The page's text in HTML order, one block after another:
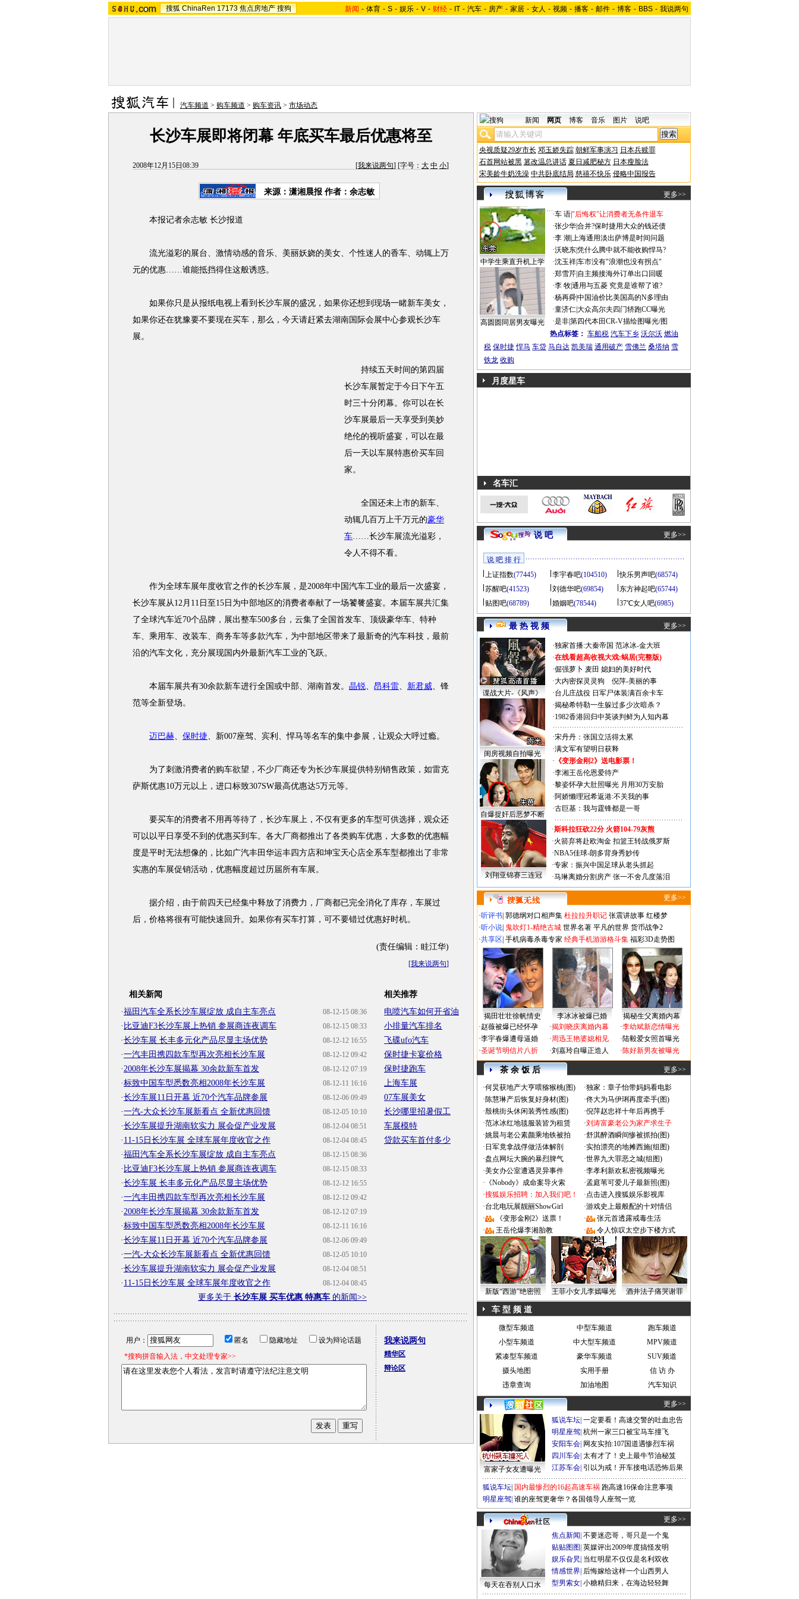
搜狐 ChinaRen 17173 焦点房地产 搜狗 新闻 - 体育 - S - 娱乐 - V - 财经 - IT - 汽车 - 房产 - 家居 - 女人 - 视频 - 播客 - 邮件 - 博客 - BBS - 我说两句
汽车频道 > 购车频道 > 购车资讯 > 市场动态
长沙车展即将闭幕 年底买车最后优惠将至
2008年12月15日08:39 [我来说两句] [字号： 大 中 小]
来源：潇湘晨报 作者：余志敏
本报记者余志敏 长沙报道
流光溢彩的展台、激情动感的音乐、美丽妖娆的美女、个性迷人的香车、动辄上万
元的优惠……谁能抵挡得住这般诱惑。
如果你只是从报纸电视上看到长沙车展的盛况，如果你还想到现场一睹新车美女，
如果你还在犹豫要不要现在买车，那么，今天请赶紧去湖南国际会展中心参观长沙车
展。
持续五天时间的第四届
长沙车展暂定于今日下午五
时三十分闭幕。你可以在长
沙车展最后一天享受到美妙
绝伦的视听盛宴，可以在最
后一天以车展特惠价买车回
家。
全国还未上市的新车、
动辄几百万上千万元的豪华
车……长沙车展流光溢彩，
令人不得不看。
作为全球车展年度收官之作的长沙车展，是2008年中国汽车工业的最后一次盛宴，
长沙车展从12月11日至15日为中部地区的消费者奉献了一场饕餮盛宴。本届车展共汇集
了全球汽车近70个品牌，展出整车500多台，云集了全国首发车、顶级豪华车、特种
车、乘用车、改装车、商务车等多款汽车，为中部地区带来了最新奇的汽车科技，最前
沿的汽车文化，充分展现国内外最新汽车工业的飞跃。
本届车展共有30余款新车进行全国或中部、湖南首发。 晶锐、 昂科雷、 新君威、锋
范等全新登场。
迈巴赫、 保时捷、新007座驾、宾利、悍马等名车的集中参展，让观众大呼过瘾。
为了刺激消费者的购车欲望，不少厂商还专为长沙车展提供特别销售政策，如雷克
萨斯优惠10万元以上，进口标致307SW最高优惠达5万元等。
要买车的消费者不用再等待了，长沙车展上，不仅有更多的车型可供选择，观众还
可以以平日享受不到的优惠买到车。各大厂商都推出了各类购车优惠，大多数的优惠幅
度是平时无法想像的，比如广汽丰田华运丰四方店和坤宝天心店全系车型都推出了非常
实惠的车展促销活动，优惠幅度超过历届所有车展。
据介绍，由于前四天已经集中释放了消费力，厂商都已完全消化了库存，车展过
后，价格将很有可能快速回升。如果你有买车打算，可不要错过优惠好时机。
(责任编辑：眭江华)
[我来说两句]
相关新闻
08-12-15 08:36
·福田汽车全系长沙车展绽放 成自主车亮点
08-12-15 08:33
· 比亚迪F3长沙车展上热销 参展商连夜调车
08-12-12 16:55
·长沙车展 长丰多元化产品尽显主场优势
08-12-12 09:42
·一汽丰田携四款车型再次亮相长沙车展
08-12-12 07:19
·2008年长沙车展揭幕 30余款新车首发
08-12-11 16:16
·标致中国车型悉数亮相2008年长沙车展
08-12-06 09:49
·长沙车展11日开幕 近70个汽车品牌参展
08-12-05 10:10
·一汽-大众长沙车展新看点 全新优惠回馈
08-12-04 08:51
·长沙车展提升湖南软实力 展会促产业发展
08-12-04 08:45
· 11-15日长沙车展 全球车展年度收官之作
08-12-15 08:36
·福田汽车全系长沙车展绽放 成自主车亮点
08-12-15 08:33
· 比亚迪F3长沙车展上热销 参展商连夜调车
08-12-12 16:55
·长沙车展 长丰多元化产品尽显主场优势
08-12-12 09:42
·一汽丰田携四款车型再次亮相长沙车展
08-12-12 07:19
·2008年长沙车展揭幕 30余款新车首发
08-12-11 16:16
·标致中国车型悉数亮相2008年长沙车展
08-12-06 09:49
·长沙车展11日开幕 近70个汽车品牌参展
08-12-05 10:10
·一汽-大众长沙车展新看点 全新优惠回馈
08-12-04 08:51
·长沙车展提升湖南软实力 展会促产业发展
08-12-04 08:45
· 11-15日长沙车展 全球车展年度收官之作
更多关于 长沙车展 买车优惠 特惠车 的新闻>>
相关推荐
电喷汽车如何开省油
小排量汽车排名
飞碟ufo汽车
保时捷卡宴价格
保时捷跑车
上海车展
07车展美女
长沙哪里招暑假工
车展模特
贷款买车首付多少
用户： 匿名 隐藏地址
设为辩论话题
*搜狗拼音输入法，中文处理专家>>
我来说两句
精华区
辩论区
新闻 网页 博客 音乐 图片 说吧
央视质疑29岁市长 邓玉娇失踪 朝鲜军事演习 日本兵赎罪
石首网站被黑 篡改温总讲话 夏日减肥秘方 日本瘦脸法
宋美龄牛奶洗澡 中共卧底结局 慈禧不快乐 侵略中国报告
更多>>
中学生乘直升机上学
高圆圆同居男友曝光
·车 语|"后悔权"让消费者无条件退车
·张少华|合并?保时捷用大众的钱还债
·李 潮 上海通用淡出萨博是时间问题
·沃晓东|凭什么腾中就不能收购悍马?
·沈玉祥|车市没有"浪潮也没有拐点"
·郑雪芹| 自主频接海外订单出口回暖
·李 牧|通用与五菱 究竟是谁帮了谁?
·杨再舜|中国油价比美国高的N多理由
·童济仁|大众高尔夫四门轿跑CC曝光
·是非|第四代本田CR-V描绘图曝光/图
热点标签： 车船税 汽车下乡 沃尔沃 燃油
税 保时捷 悍马 车贷 马自达 凯美瑞 通用破产 雪佛兰 桑塔纳 雪
铁龙 收购
月度星车
名车汇
说 吧 更多>>
说 吧 排 行
上证指数(77445) 李宇春吧(104510) 快乐男声吧(68574)
苏醒吧(41523) 刘德华吧(69854) 东方神起吧(65744)
贴图吧(68789) 婚姻吧(78544) 37℃女人吧(6985)
最 热 视 频 更多>>
谍战大片-《风声》
闺房视频自拍曝光
自爆捉奸后恶梦不断
·独家首播:大秦帝国 范冰冰-金大班
·在线看超高收视大戏:蜗居(完整版)
·倔强萝卜 麦田 媳妇的美好时代
·大内密探灵灵狗
倪萍-美丽的事
·台儿庄战役 日军尸体装满百余卡车
·揭秘希特勒一生躲过多少次暗杀？
·1982香港回归中英谈判鲜为人知内幕
·宋丹丹：张国立活得太累
·满文军有望明日获释
· 《变形金刚2》送电影票！
·李湘王岳伦恩爱待产
·黎姿怀孕大肚照曝光 月用30万安胎
·阿娇懒理冠希返港:不关我的事
·古巨基：我与霆锋都是一哥
刘翔亚锦赛三连冠
·斯科拉狂砍22分 火箭104-79灰熊
·火箭弃将赴欧淘金 扣篮王转战俄罗斯
·NBA5佳球-朗多背身秀妙传
·专家：振兴中国足球从老头抓起
·马琳离婚分割房产 张一不舍几度落泪
更多>>
·听评书 郭德纲对口相声集 杜拉拉升职记 张震讲故事 红楼梦
·听小说 鬼吹灯1-精绝古城 世界名著 平凡的世界 货币战争2
·共享区 手机病毒杀毒专家 经典手机游游格斗集 福彩3D走势图
揭田壮壮徐帆情史 李冰冰被爆已婚
揭秘生父离婚内幕
·赵薇被爆已经怀孕
·李宇春爆遭母逼婚
·圣诞节明信片八折
·揭刘晓庆离婚内幕
·周迅王艳婆媳相见
·刘嘉玲自曝正造人
·李幼斌新恋情曝光
·陆毅爱女照首曝光
·陈好新男友被曝光
茶 余 饭 后 更多>>
·何炅获地产大亨喂猕猴桃(图) ·独家：章子怡带妈妈看电影
·陈慧琳产后恢复好身材(图) ·佟大为马伊琍再度牵手(图)
·殷桃街头休闲装秀性感(图) ·倪萍赵忠祥十年后再携手
·范冰冰红地毯服装皆为租赁 ·刘涛富豪老公为家产求生子
·姚晨与老公素颜乘地铁被拍 ·舒淇醉酒瞬间惨被抓拍(图)
· 日军竟拿战俘做活体解剖 ·实拍漂亮的地摊西施(组图)
·盘点网坛大腕的暴烈脾气 ·世界九大罪恶之城(组图)
·美女办公室遭遇灵异事件 ·李孝利新欢私密视频曝光
· 《Nobody》成命案导火索 ·孟庭苇可爱儿子最新照(图)
·搜狐娱乐招聘：加入我们吧！ ·点击进入搜狐娱乐影视库
·台北电玩展靓丽ShowGirl ·游戏史上最般配的十对情侣
·
《变形金刚2》送票！ ·
张元首透露戒毒生活
·
王岳伦爆李湘胎教 · 令人惊叹太空步下楼方式
新版“西游”绝密照 王菲小女儿李嫣曝光 酒井法子痛哭谢罪
车 型 频 道
微型车频道 中型车频道
跑车频道
小型车频道
中大型车频道
MPV频道
紧凑型车频道
豪华车频道
SUV频道
摄头地图
实用手册
信 访 办
违章查询
加油地图 汽车知识
更多>>
富家子女友遭曝光
狐说车坛 一定要看！高速交警的吐血忠告
明星座驾 杭州一家三口被宝马车撞飞
安阳车会 网友实拍:107国道遇惨烈车祸
四川车会 太有才了！史上最牛节油秘笈
江苏车会 引以为戒！开车接电话恐怖后果
狐说车坛 国内最惨烈的16起高速车祸 跑高速16保命注意事项
明星座驾 谁的座驾更奢华？各国领导人座驾一览
更多>>
每天在吞别人口水
焦点新闻 不要迷恋哥，哥只是一个鬼
贴贴图图 英媒评出2009年度搞怪发明
娱乐旮旯 当红明星不仅仅是名利双收
情感世界 后悔嫁给这样一个山西男人
型男索女 小糖精归来，在海边轻轻舞